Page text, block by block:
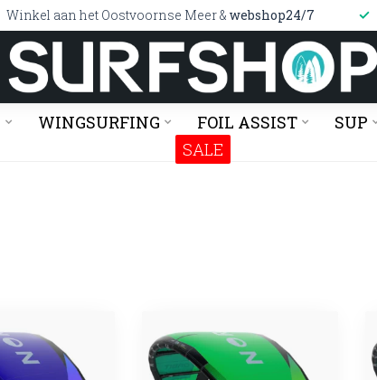
Winkel aan het Oostvoornse Meer & webshop24/7
WINGSURFING FOIL ASSIST SUP
SALE